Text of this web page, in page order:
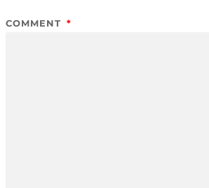
COMMENT *